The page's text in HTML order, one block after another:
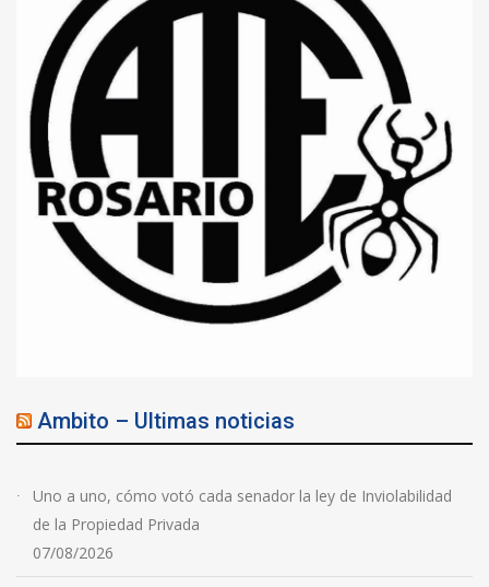
Ambito – Ultimas noticias
Uno a uno, cómo votó cada senador la ley de Inviolabilidad
de la Propiedad Privada
07/08/2026